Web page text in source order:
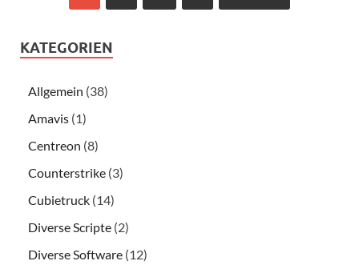
KATEGORIEN
Allgemein (38)
Amavis (1)
Centreon (8)
Counterstrike (3)
Cubietruck (14)
Diverse Scripte (2)
Diverse Software (12)